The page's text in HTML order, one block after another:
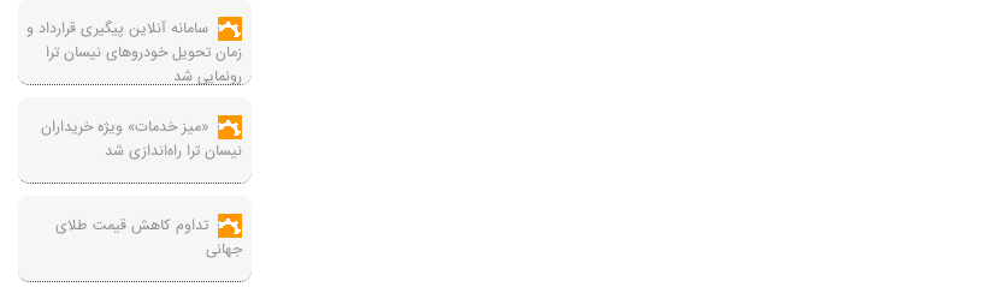
سامانه آنلاین پیگیری قرارداد‌ و
زمان تحویل خودرو‌های نیسان ترا
رونمایی شد
«میز خدمات» ویژه خریداران
نیسان ترا راه‌اندازی شد
تداوم کاهش قیمت طلای
جهانی